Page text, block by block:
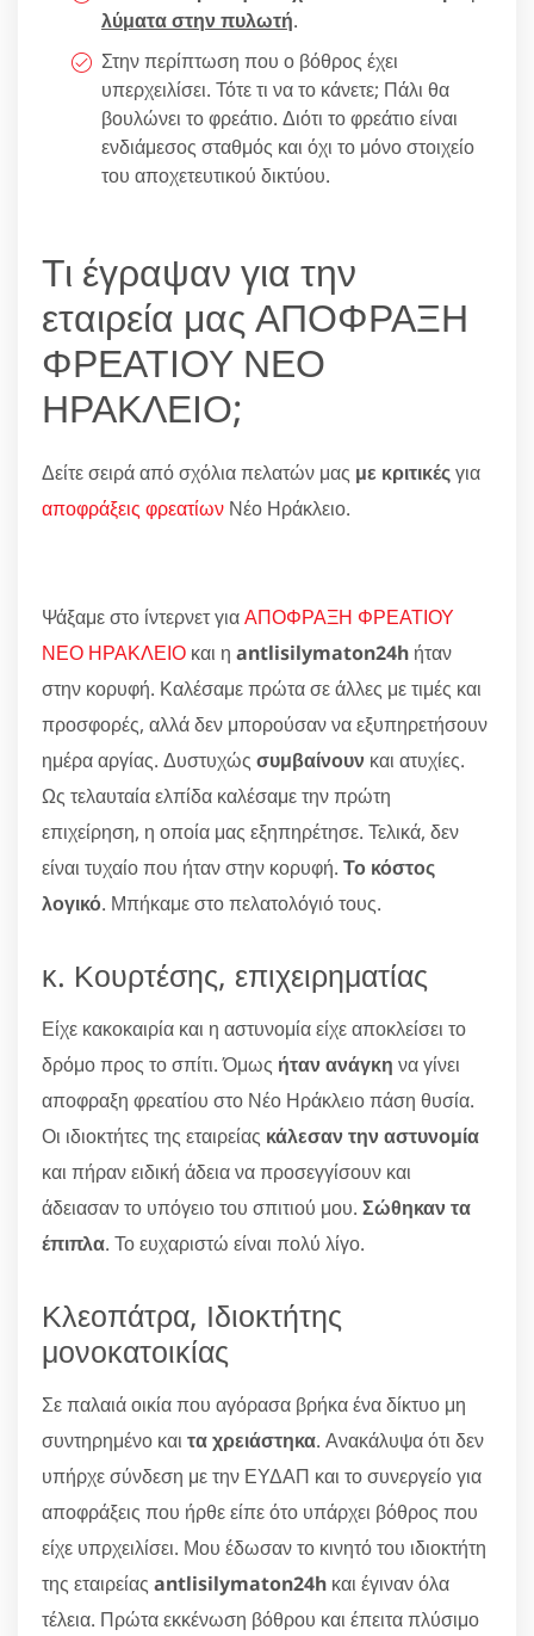
λύματα στην πυλωτή.
Στην περίπτωση που ο βόθρος έχει
υπερχειλίσει. Τότε τι να το κάνετε; Πάλι θα
βουλώνει το φρεάτιο. Διότι το φρεάτιο είναι
ενδιάμεσος σταθμός και όχι το μόνο στοιχείο
του αποχετευτικού δικτύου.
Τι έγραψαν για την
εταιρεία μας ΑΠΟΦΡΑΞΗ
ΦΡΕΑΤΙΟΥ ΝΕΟ
ΗΡΑΚΛΕΙΟ;
Δείτε σειρά από σχόλια πελατών μας με κριτικέςγια
αποφράξεις φρεατίων Νέο Ηράκλειο.
Ψάξαμε στο ίντερνετ γιαΑΠΟΦΡΑΞΗ ΦΡΕΑΤΙΟΥ
ΝΕΟ ΗΡΑΚΛΕΙΟ και η antlisilymaton24h ήταν
στην κορυφή. Καλέσαμε πρώτα σε άλλες με τιμές και
προσφορές, αλλά δεν μπορούσαν να εξυπηρετήσουν
ημέρα αργίας. Δυστυχώς συμβαίνουν και ατυχίες.
Ως τελαυταία ελπίδα καλέσαμε την πρώτη
επιχείρηση, η οποία μας εξηπηρέτησε. Τελικά, δεν
είναι τυχαίο που ήταν στην κορυφή. Το κόστος
λογικό. Μπήκαμε στο πελατολόγιό τους.
κ. Κουρτέσης, επιχειρηματίας
Είχε κακοκαιρία και η αστυνομία είχε αποκλείσει το
δρόμο προς το σπίτι. Όμως ήταν ανάγκη να γίνει
αποφραξη φρεατίου στο Νέο Ηράκλειο πάση θυσία.
Οι ιδιοκτήτες της εταιρείας κάλεσαν την αστυνομία
και πήραν ειδική άδεια να προσεγγίσουν και
άδειασαν το υπόγειο του σπιτιού μου. Σώθηκαν τα
έπιπλα. Το ευχαριστώ είναι πολύ λίγο.
Κλεοπάτρα, Ιδιοκτήτης
μονοκατοικίας
Σε παλαιά οικία που αγόρασα βρήκα ένα δίκτυο μη
συντηρημένο και τα χρειάστηκα. Ανακάλυψα ότι δεν
υπήρχε σύνδεση με την ΕΥΔΑΠ και το συνεργείο για
αποφράξεις που ήρθε είπε ότο υπάρχει βόθρος που
είχε υπρχειλίσει. Μου έδωσαν το κινητό του ιδιοκτήτη
της εταιρείας antlisilymaton24h και έγιναν όλα
τέλεια. Πρώτα εκκένωση βόθρου και έπειτα πλύσιμο